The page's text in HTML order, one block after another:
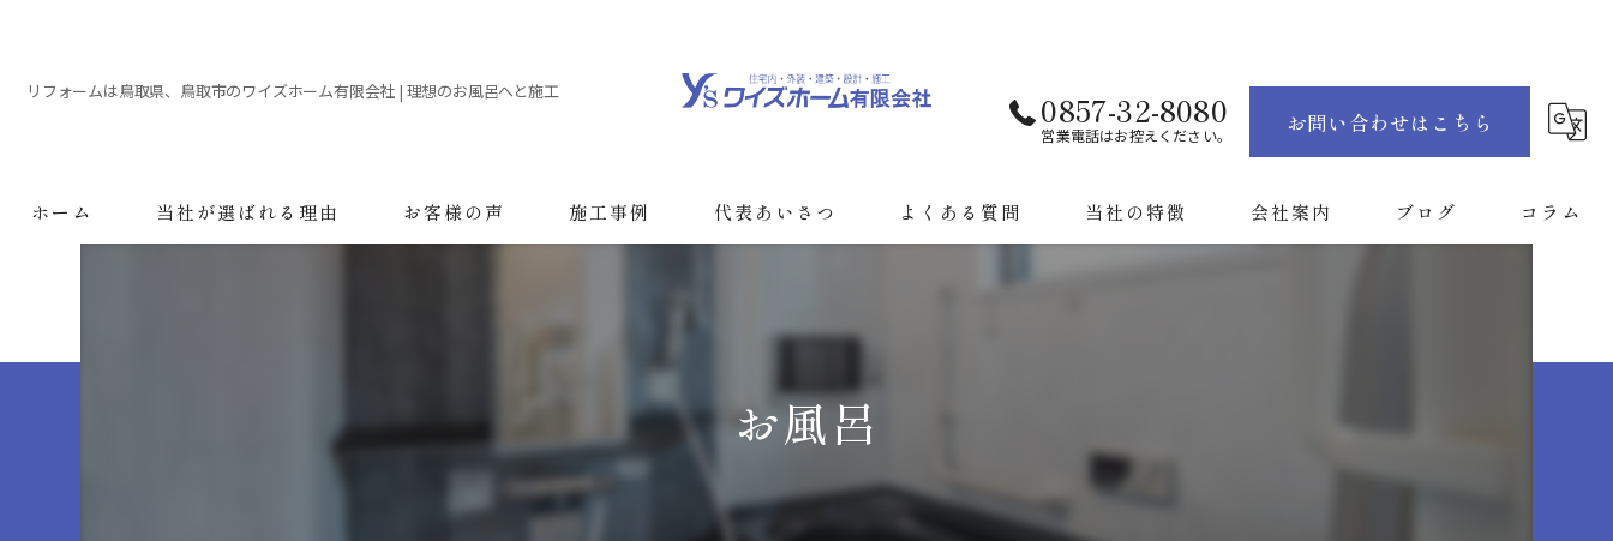
リフォームは鳥取県、鳥取市のワイズホーム有限会社 | 理想のお風呂へと施工 0857-32-8080
営業電話はお控えください。 お問い合わせはこちら
ホーム 当社が選ばれる理由 お客様の声 施工事例 代表あいさつ よくある質問 当社の特徴
洗面所
会社案内 ブログ コラム
お風呂